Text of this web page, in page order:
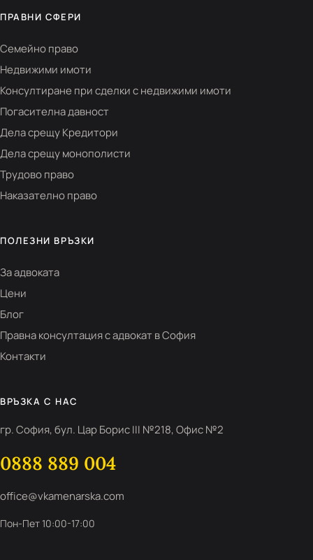
ПРАВНИ СФЕРИ
Семейно право
Недвижими имоти
Консултиране при сделки с недвижими имоти
Погасителна давност
Дела срещу Кредитори
Дела срещу монополисти
Трудово право
Наказателно право
ПОЛЕЗНИ ВРЪЗКИ
За адвоката
Цени
Блог
Правна консултация с адвокат в София
Контакти
ВРЪЗКА С НАС
гр. София, бул. Цар Борис III №218, Офис №2
0888 889 004
office@vkamenarska.com
Пон-Пет 10:00-17:00